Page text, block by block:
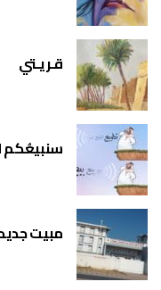
قـريـتي
سنبيعُكم
مبيت